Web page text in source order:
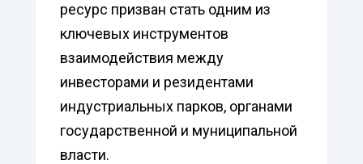
ресурс призван стать одним из
ключевых инструментов
взаимодействия между
инвесторами и резидентами
индустриальных парков, органами
государственной и муниципальной
власти.